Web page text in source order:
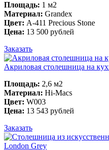
Площадь: 1 м2
Материал: Grandex
Цвет: A-411 Precious Stone
Цена: 13 500 рублей
Заказать
Акриловая столешница на
Площадь: 2,6 м2
Материал: Hi-Macs
Цвет: W003
Цена: 13 543 рублей
Заказать